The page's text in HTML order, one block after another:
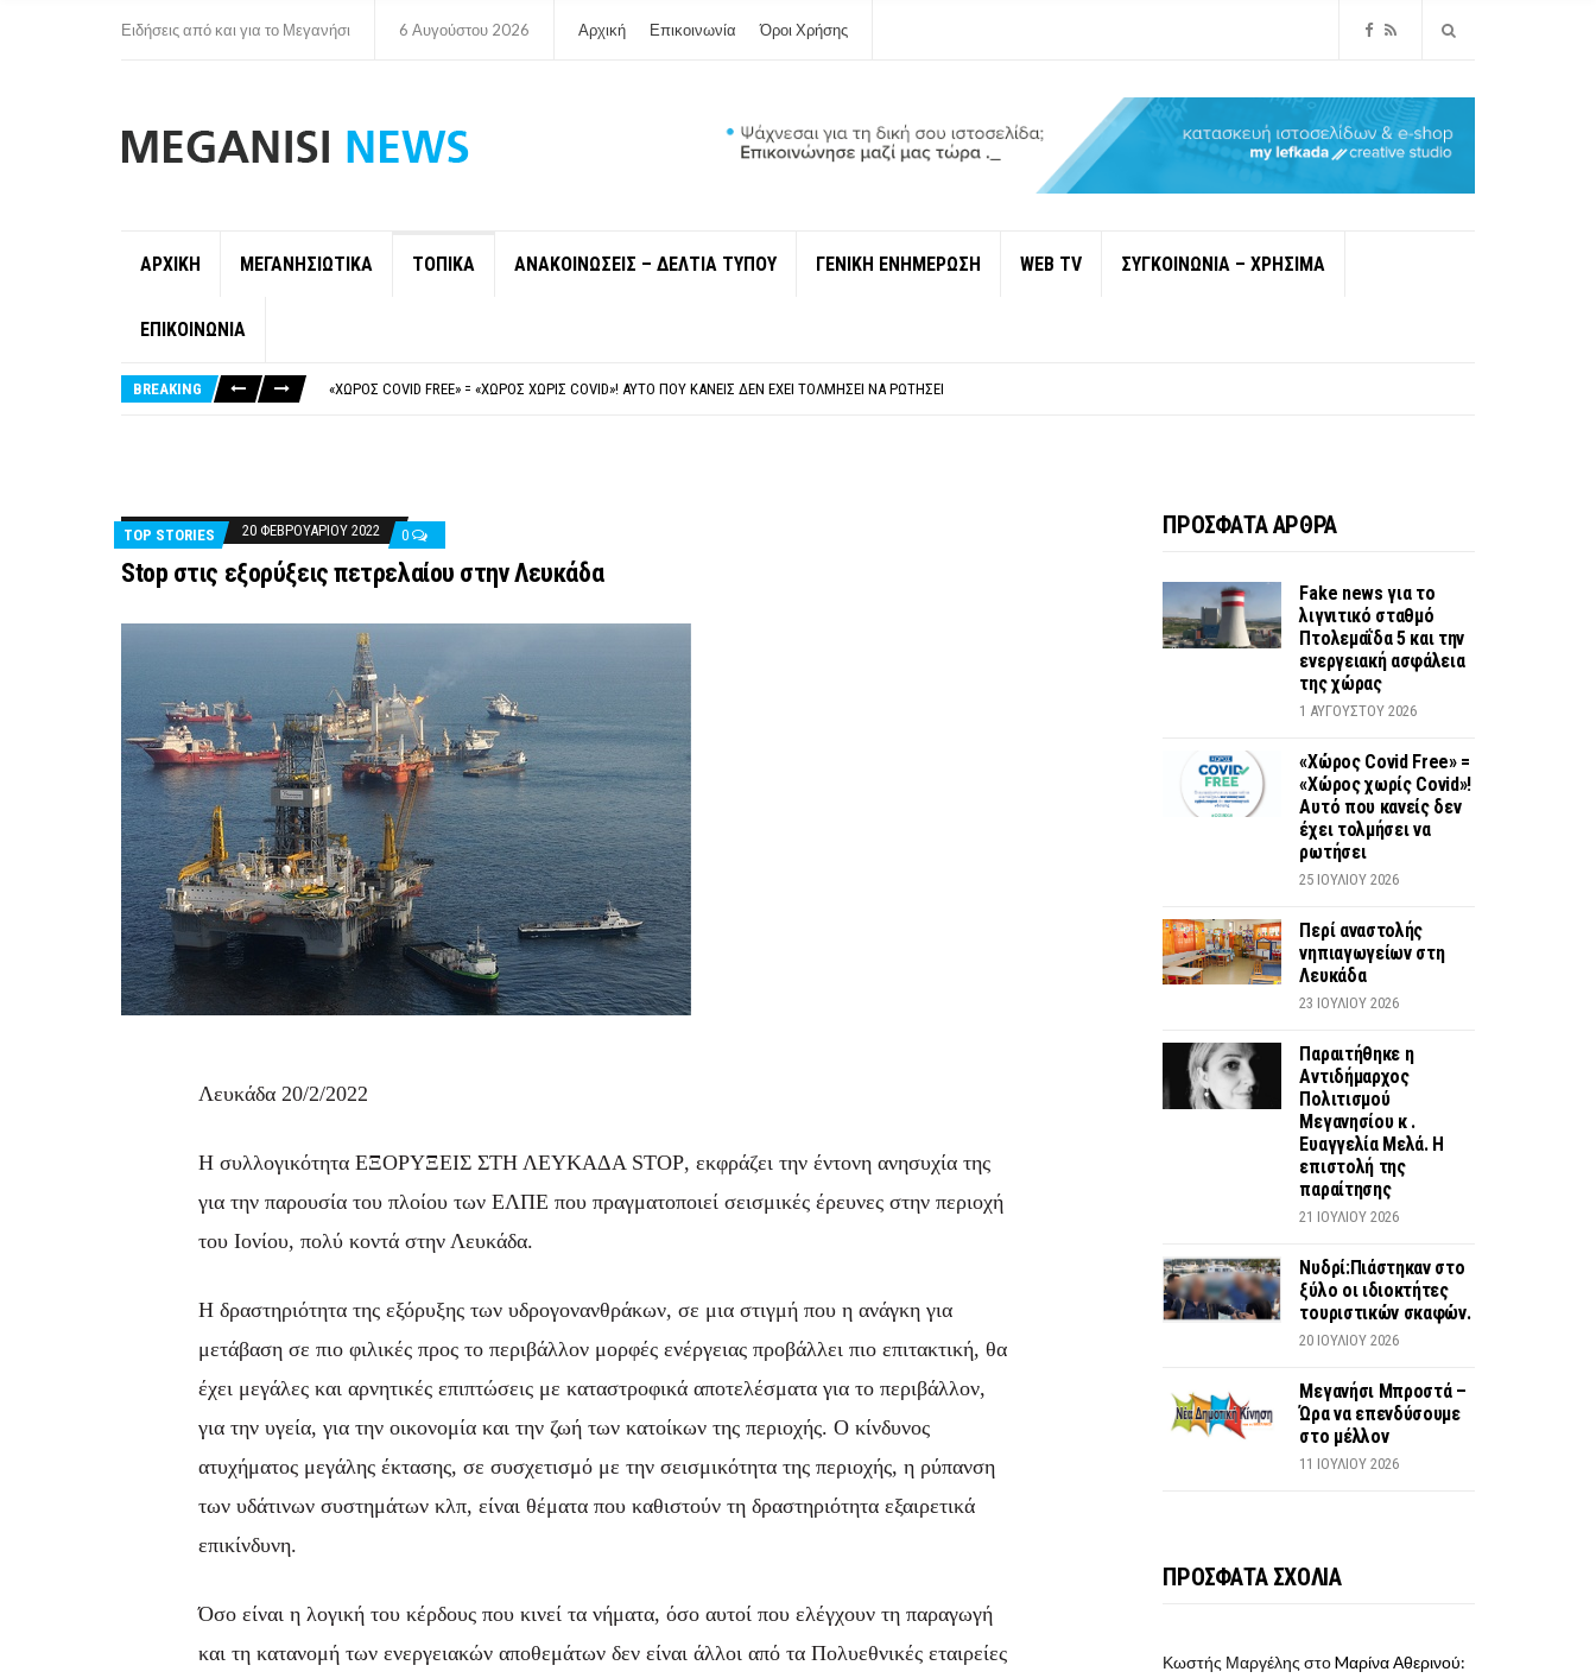
Ειδήσεις από και για το Μεγανήσι 6 Αυγούστου 2026 Αρχική Επικοινωνία Όροι Χρήσης
ΑΡΧΙΚΗ ΜΕΓΑΝΗΣΙΩΤΙΚΑ ΤΟΠΙΚΑ ΑΝΑΚΟΙΝΩΣΕΙΣ – ΔΕΛΤΙΑ ΤΥΠΟΥ ΓΕΝΙΚΗ ΕΝΗΜΕΡΩΣΗ WEB TV ΣΥΓΚΟΙΝΩΝΙΑ – ΧΡΗΣΙΜΑ
ΕΠΙΚΟΙΝΩΝΙΑ
BREAKING
«ΧΏΡΟΣ COVID FREE» = «ΧΏΡΟΣ ΧΩΡΊΣ COVID»! ΑΥΤΌ ΠΟΥ ΚΑΝΕΊΣ ΔΕΝ ΈΧΕΙ ΤΟΛΜΉΣΕΙ ΝΑ ΡΩΤΉΣΕΙ
TOP STORIES 20 ΦΕΒΡΟΥΑΡΊΟΥ 2022 0
Stop στις εξορύξεις πετρελαίου στην Λευκάδα
Λευκάδα 20/2/2022
Η συλλογικότητα ΕΞΟΡΥΞΕΙΣ ΣΤΗ ΛΕΥΚΑΔΑ STOP, εκφράζει την έντονη ανησυχία της
για την παρουσία του πλοίου των ΕΛΠΕ που πραγματοποιεί σεισμικές έρευνες στην περιοχή
του Ιονίου, πολύ κοντά στην Λευκάδα.
Η δραστηριότητα της εξόρυξης των υδρογονανθράκων, σε μια στιγμή που η ανάγκη για
μετάβαση σε πιο φιλικές προς το περιβάλλον μορφές ενέργειας προβάλλει πιο επιτακτική, θα
έχει μεγάλες και αρνητικές επιπτώσεις με καταστροφικά αποτελέσματα για το περιβάλλον,
για την υγεία, για την οικονομία και την ζωή των κατοίκων της περιοχής. Ο κίνδυνος
ατυχήματος μεγάλης έκτασης, σε συσχετισμό με την σεισμικότητα της περιοχής, η ρύπανση
των υδάτινων συστημάτων κλπ, είναι θέματα που καθιστούν τη δραστηριότητα εξαιρετικά
επικίνδυνη.
Όσο είναι η λογική του κέρδους που κινεί τα νήματα, όσο αυτοί που ελέγχουν τη παραγωγή
και τη κατανομή των ενεργειακών αποθεμάτων δεν είναι άλλοι από τα Πολυεθνικές εταιρείες
ΠΡΟΣΦΑΤΑ ΑΡΘΡΑ
Fake news για το
λιγνιτικό σταθμό
Πτολεμαΐδα 5 και την
ενεργειακή ασφάλεια
της χώρας
1 ΑΥΓΟΎΣΤΟΥ 2026
«Χώρος Covid Free» =
«Χώρος χωρίς Covid»!
Αυτό που κανείς δεν
έχει τολμήσει να
ρωτήσει
25 ΙΟΥΛΊΟΥ 2026
Περί αναστολής
νηπιαγωγείων στη
Λευκάδα
23 ΙΟΥΛΊΟΥ 2026
Παραιτήθηκε η
Αντιδήμαρχος
Πολιτισμού
Μεγανησίου κ .
Ευαγγελία Μελά. Η
επιστολή της
παραίτησης
21 ΙΟΥΛΊΟΥ 2026
Νυδρί:Πιάστηκαν στο
ξύλο οι ιδιοκτήτες
τουριστικών σκαφών.
20 ΙΟΥΛΊΟΥ 2026
Μεγανήσι Μπροστά –
Ώρα να επενδύσουμε
στο μέλλον
11 ΙΟΥΛΊΟΥ 2026
ΠΡΟΣΦΑΤΑ ΣΧΟΛΙΑ
Κωστής Μαργέλης στοMαρίνα Αθερινού: